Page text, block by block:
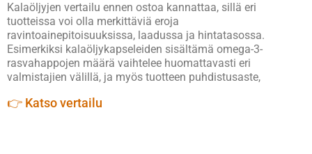
Kalaöljyjen vertailu ennen ostoa kannattaa, sillä eri
tuotteissa voi olla merkittäviä eroja
ravintoainepitoisuuksissa, laadussa ja hintatasossa.
Esimerkiksi kalaöljykapseleiden sisältämä omega-3-
rasvahappojen määrä vaihtelee huomattavasti eri
valmistajien välillä, ja myös tuotteen puhdistusaste,
👉 Katso vertailu